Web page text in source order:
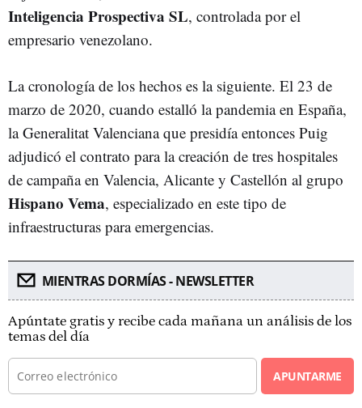
Inteligencia Prospectiva SL, controlada por el
empresario venezolano.
La cronología de los hechos es la siguiente. El 23 de
marzo de 2020, cuando estalló la pandemia en España,
la Generalitat Valenciana que presidía entonces Puig
adjudicó el contrato para la creación de tres hospitales
de campaña en Valencia, Alicante y Castellón al grupo
Hispano Vema, especializado en este tipo de
infraestructuras para emergencias.
MIENTRAS DORMÍAS - NEWSLETTER
Apúntate gratis y recibe cada mañana un análisis de los
temas del día
APUNTARME